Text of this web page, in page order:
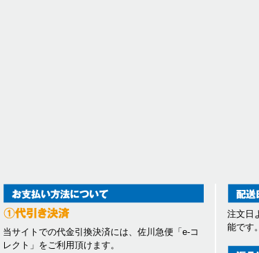
当サイトでの代金引換決済には、佐川急便「e-コ
レクト」をご利用頂けます。
注文日
能です